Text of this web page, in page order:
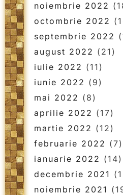
noiembrie 2022
octombrie 2022
septembrie 2022
august 2022 (21)
iulie 2022 (11)
iunie 2022 (9)
mai 2022 (8)
aprilie 2022 (17)
martie 2022 (12)
februarie 2022 (7)
ianuarie 2022 (14)
decembrie 2021
noiembrie 2021